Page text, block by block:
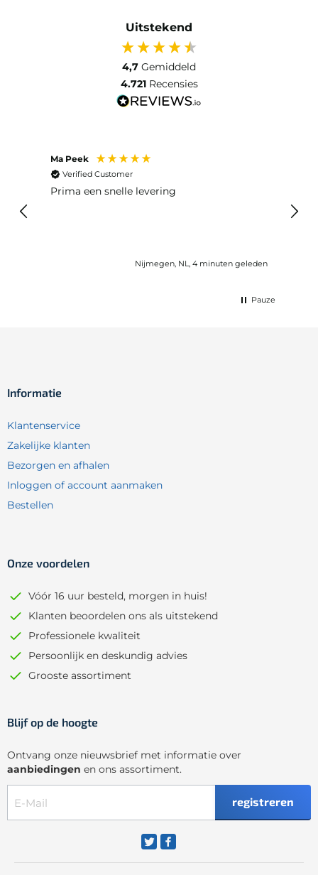
Uitstekend
4,7 Gemiddeld
4.721 Recensies
Ma Peek
Verified Customer
Prima een snelle levering
Nijmegen, NL, 4 minuten geleden
Pauze
Informatie
Klantenservice
Zakelijke klanten
Bezorgen en afhalen
Inloggen of account aanmaken
Bestellen
Onze voordelen
Vóór 16 uur besteld, morgen in huis!
Klanten beoordelen ons als uitstekend
Professionele kwaliteit
Persoonlijk en deskundig advies
Grooste assortiment
Blijf op de hoogte
Ontvang onze nieuwsbrief met informatie over
aanbiedingen en ons assortiment.
registreren